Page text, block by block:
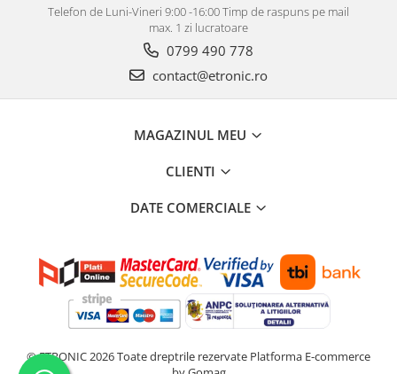
Telefon de Luni-Vineri 9:00 -16:00 Timp de raspuns pe mail
max. 1 zi lucratoare
0799 490 778
contact@etronic.ro
MAGAZINUL MEU
CLIENTI
DATE COMERCIALE
© ETRONIC 2026 Toate dreptrile rezervate Platforma E-commerce